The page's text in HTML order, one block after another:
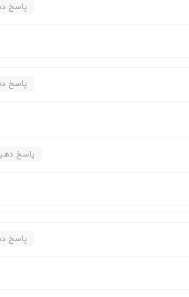
پاسخ
پاسخ
پاسخ
پاسخ